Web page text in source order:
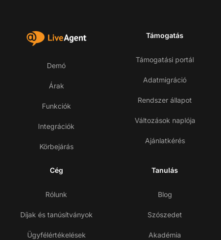
Demó
Árak
Funkciók
Integrációk
Körbejárás
Támogatás
Támogatási portál
Adatmigráció
Rendszer állapot
Változások naplója
Ajánlatkérés
Cég
Rólunk
Díjak és tanúsítványok
Ügyfélértékelések
Tanulás
Blog
Szószedet
Akadémia